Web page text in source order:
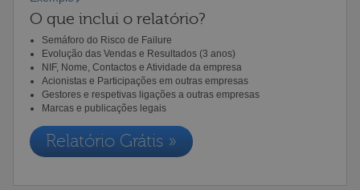
O que inclui o relatório?
Semáforo do Risco de Failure
Evolução das Vendas e Resultados (3 anos)
NIF, Nome, Contactos e Atividade da empresa
Acionistas e Participações em outras empresas
Gestores e respetivas ligações a outras empresas
Marcas e publicações legais
Relatório Grátis »